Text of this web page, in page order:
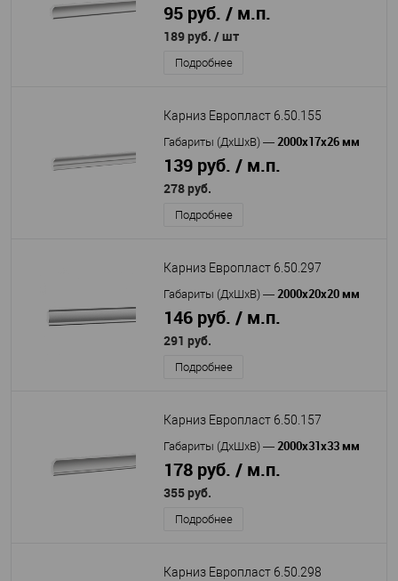
95 руб. / м.п.
189 руб. / шт
Подробнее
Карниз Европласт 6.50.155
Габариты (ДхШхВ) — 2000х17х26 мм
139 руб. / м.п.
278 руб.
Подробнее
Карниз Европласт 6.50.297
Габариты (ДхШхВ) — 2000х20х20 мм
146 руб. / м.п.
291 руб.
Подробнее
Карниз Европласт 6.50.157
Габариты (ДхШхВ) — 2000х31х33 мм
178 руб. / м.п.
355 руб.
Подробнее
Карниз Европласт 6.50.298